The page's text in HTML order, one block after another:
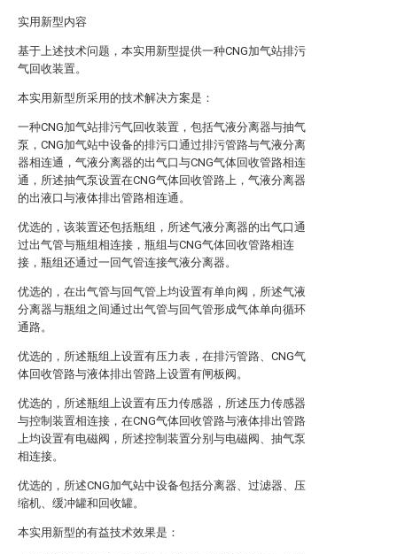
实用新型内容
基于上述技术问题，本实用新型提供一种CNG加气站排污
气回收装置。
本实用新型所采用的技术解决方案是：
一种CNG加气站排污气回收装置，包括气液分离器与抽气
泵，CNG加气站中设备的排污口通过排污管路与气液分离
器相连通，气液分离器的出气口与CNG气体回收管路相连
通，所述抽气泵设置在CNG气体回收管路上，气液分离器
的出液口与液体排出管路相连通。
优选的，该装置还包括瓶组，所述气液分离器的出气口通
过出气管与瓶组相连接，瓶组与CNG气体回收管路相连
接，瓶组还通过一回气管连接气液分离器。
优选的，在出气管与回气管上均设置有单向阀，所述气液
分离器与瓶组之间通过出气管与回气管形成气体单向循环
通路。
优选的，所述瓶组上设置有压力表，在排污管路、CNG气
体回收管路与液体排出管路上设置有闸板阀。
优选的，所述瓶组上设置有压力传感器，所述压力传感器
与控制装置相连接，在CNG气体回收管路与液体排出管路
上均设置有电磁阀，所述控制装置分别与电磁阀、抽气泵
相连接。
优选的，所述CNG加气站中设备包括分离器、过滤器、压
缩机、缓冲罐和回收罐。
本实用新型的有益技术效果是：